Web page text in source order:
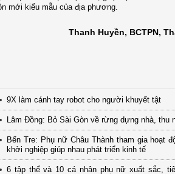
mới kiểu mẫu của địa phương.
Thanh Huyền, BCTPN,
9X làm cánh tay robot cho người khuyết tật
Lâm Đồng: Bỏ Sài Gòn về rừng dựng nhà, thu
Bến Tre: Phụ nữ Châu Thành tham gia hoạt
khởi nghiệp giúp nhau phát triển kinh tế
6 tập thể và 10 cá nhân phụ nữ xuất sắc,